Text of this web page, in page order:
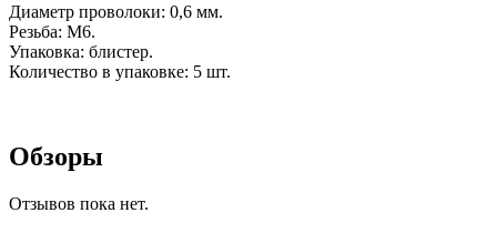
Диаметр проволоки: 0,6 мм.
Резьба: М6.
Упаковка: блистер.
Количество в упаковке: 5 шт.
Обзоры
Отзывов пока нет.